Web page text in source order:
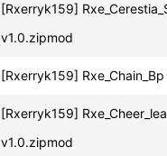
[Rxerryk159]
v1.0.zipmod
[Rxerryk159]
[Rxerryk159]
v1.0.zipmod